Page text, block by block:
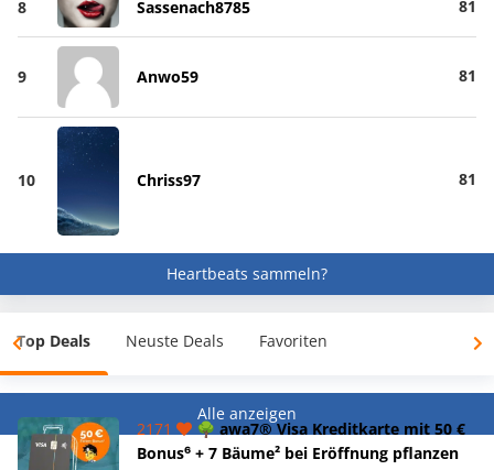
8 Sassenach8785 81
9 Anwo59 81
10 Chriss97 81
Heartbeats sammeln?
Top Deals Neuste Deals Favoriten
Alle anzeigen
2171
🌳 awa7® Visa Kreditkarte mit 50 €
Bonus⁶ + 7 Bäume² bei Eröffnung pflanzen